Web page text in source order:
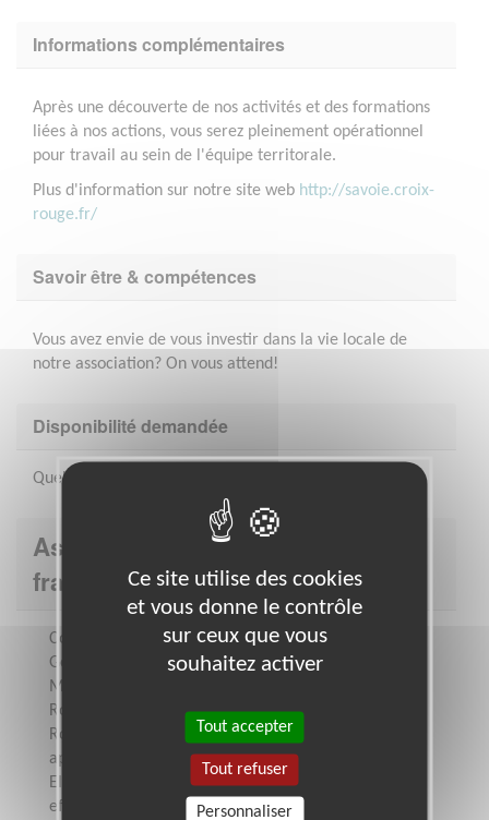
Informations complémentaires
Après une découverte de nos activités et des formations
liées à nos actions, vous serez pleinement opérationnel
pour travail au sein de l'équipe territorale.
Plus d'information sur notre site web http://savoie.croix-
rouge.fr/
Savoir être & compétences
Vous avez envie de vous investir dans la vie locale de
notre association? On vous attend!
Disponibilité demandée
Quelques heures par semaine
Association : Croix-Rouge
française - Délégation de la Savoie
Constituée sur la base des Conventions de
Genève, soumise aux statuts du
Mouvement International de la Croix
Rouge et du Croissant Rouge, la Croix-
Rouge Française s'emploie à prévenir et à
apaiser toutes les souffrances humaines.
Elle a vocation à participer à tous les
efforts de...
Ce site utilise des cookies
et vous donne le contrôle
sur ceux que vous
souhaitez activer
Tout accepter
Tout refuser
Personnaliser